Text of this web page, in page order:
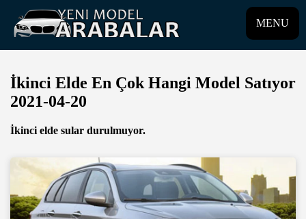
MENU
İkinci Elde En Çok Hangi Model Satıyor
2021-04-20
İkinci elde sular durulmuyor.